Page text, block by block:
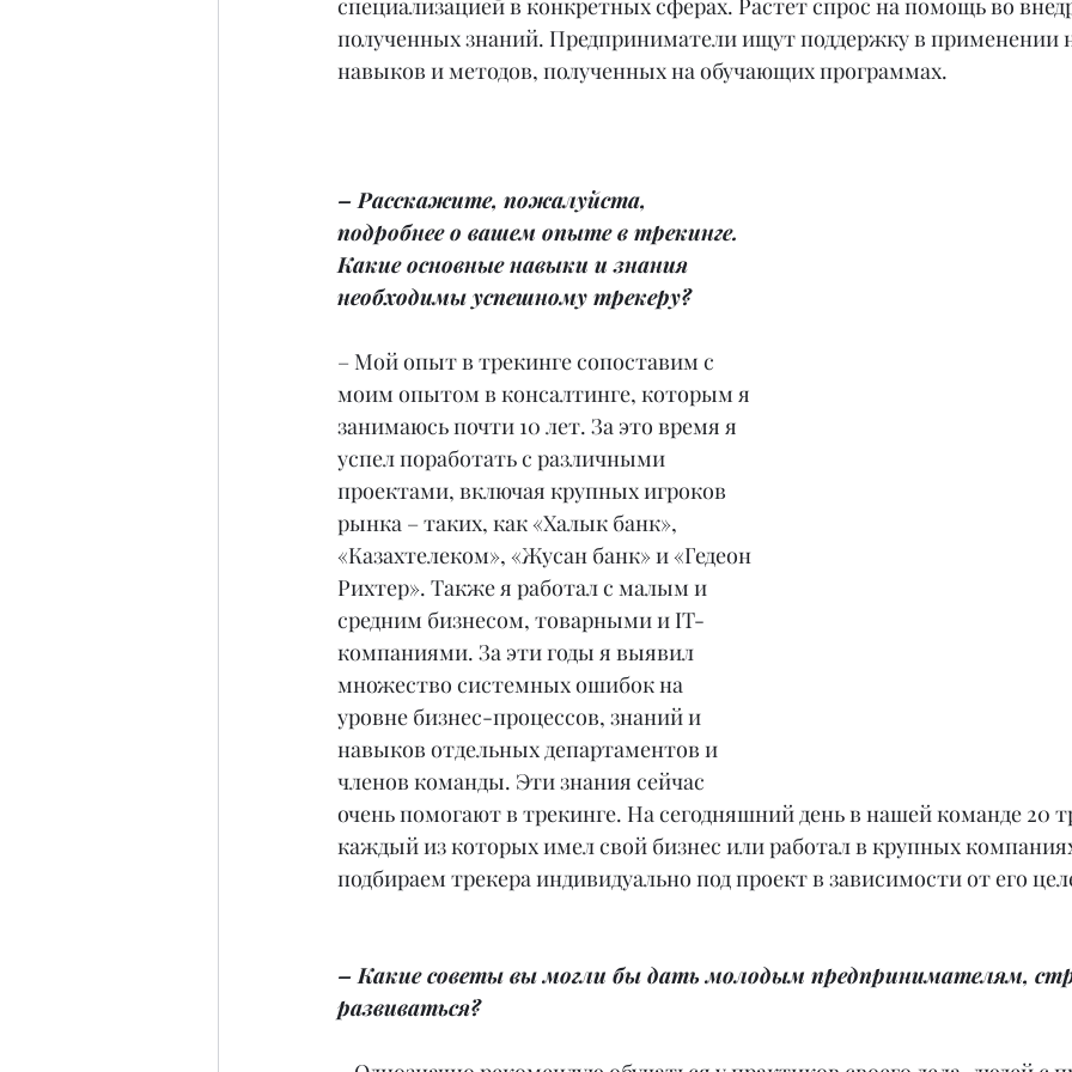
специализацией в конкретных сферах. Растет спрос на помощь во
полученных знаний. Предприниматели ищут поддержку в применении
навыков и методов, полученных на обучающих программах.
– Расскажите, пожалуйста,
подробнее о вашем опыте в трекинге.
Какие основные навыки и знания
необходимы успешному трекеру?
– Мой опыт в трекинге сопоставим с
моим опытом в консалтинге, которым я
занимаюсь почти 10 лет. За это время я
успел поработать с различными
проектами, включая крупных игроков
рынка – таких, как «Халык банк»,
«Казахтелеком», «Жусан банк» и «Гедеон
Рихтер». Также я работал с малым и
средним бизнесом, товарными и IT-
компаниями. За эти годы я выявил
множество системных ошибок на
уровне бизнес-процессов, знаний и
навыков отдельных департаментов и
членов команды. Эти знания сейчас
очень помогают в трекинге. На сегодняшний день в нашей команде 20
каждый из которых имел свой бизнес или работал в крупных
подбираем трекера индивидуально под проект в зависимости от его
– Какие советы вы могли бы дать молодым предпринимателям,
развиваться?